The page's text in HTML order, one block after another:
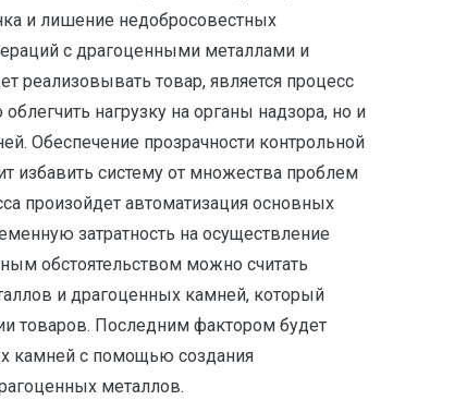
и лишение недобросовестных
с драгоценными металлами и
товар, является процесс
нагрузку на органы надзора, но и
Обеспечение прозрачности контрольной
избавить систему от множества проблем
произойдет автоматизация основных
затратность на осуществление
обстоятельством можно считать
и драгоценных камней, который
товаров. Последним фактором будет
камней с помощью создания
металлов.